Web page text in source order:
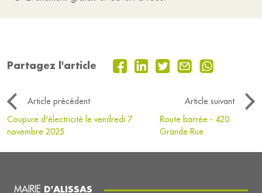
Partagez l'article
Article précédent
Article suivant
Coupure d'électricité le vendredi 7
novembre 2025
Route barrée - 420
Grande Rue
MAIRIE D'ALISSAS